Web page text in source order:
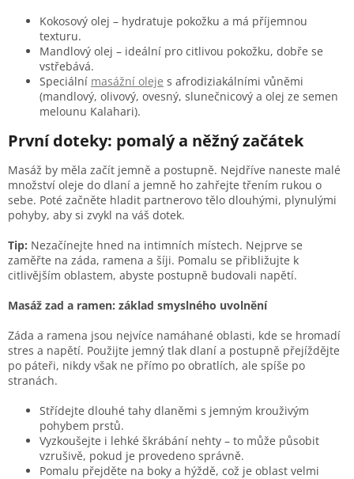
Kokosový olej – hydratuje pokožku a má příjemnou
texturu.
Mandlový olej – ideální pro citlivou pokožku, dobře se
vstřebává.
Speciální masážní oleje s afrodiziakálními vůněmi
(mandlový, olivový, ovesný, slunečnicový a olej ze semen
melounu Kalahari).
První doteky: pomalý a něžný začátek
Masáž by měla začít jemně a postupně. Nejdříve naneste malé
množství oleje do dlaní a jemně ho zahřejte třením rukou o
sebe. Poté začněte hladit partnerovo tělo dlouhými, plynulými
pohyby, aby si zvykl na váš dotek.
Tip: Nezačínejte hned na intimních místech. Nejprve se
zaměřte na záda, ramena a šíji. Pomalu se přibližujte k
citlivějším oblastem, abyste postupně budovali napětí.
Masáž zad a ramen: základ smyslného uvolnění
Záda a ramena jsou nejvíce namáhané oblasti, kde se hromadí
stres a napětí. Použijte jemný tlak dlaní a postupně přejíždějte
po páteři, nikdy však ne přímo po obratlích, ale spíše po
stranách.
Střídejte dlouhé tahy dlaněmi s jemným krouživým
pohybem prstů.
Vyzkoušejte i lehké škrábání nehty – to může působit
vzrušivě, pokud je provedeno správně.
Pomalu přejděte na boky a hýždě, což je oblast velmi